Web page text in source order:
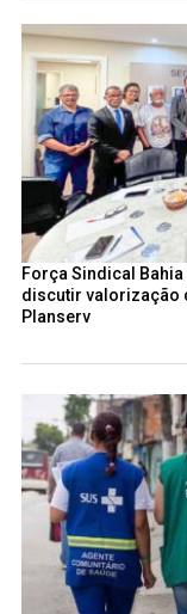
Força Sindical
discutir valorização
Planserv